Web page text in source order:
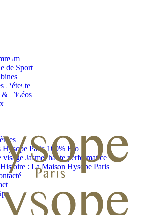
de Sport
Détente
& Vidéos
Hysope Paris 100% Bio
visage Jasme, haute performance
: La Maison Hysope Paris